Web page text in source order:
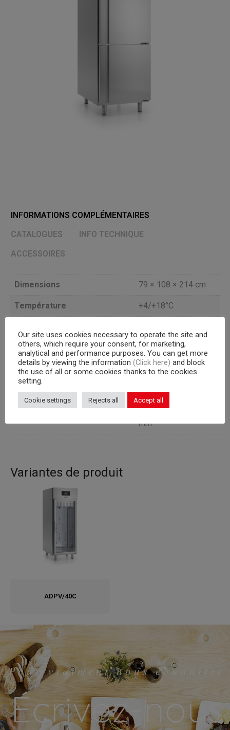
INFORMATIONS COMPLÉMENTAIRES
CATALOGUES
INFO TECHNIQUE
ACCESSOIRES
Dimensions 79 × 108 × 214 cm
Température +4/+18°C
Portes 2
Groupe frogorifique a bordo
Version CHOCOLAT
40 plateaux 600×400
mm
Variantes de produit
ADPV/40C
Pour vraiment nous connaitre
Écrivez-nous
Our site uses cookies necessary to operate the site and
others, which require your consent, for marketing,
analytical and performance purposes. You can get more
details by viewing the information (Click here) and block
the use of all or some cookies thanks to the cookies
setting.
Cookie settings Rejects all Accept all